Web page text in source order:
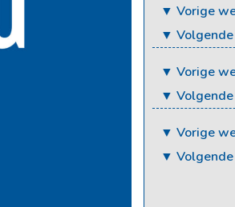
▼ Vorige
▼
▼ Vorige
▼
▼ Vorige
▼